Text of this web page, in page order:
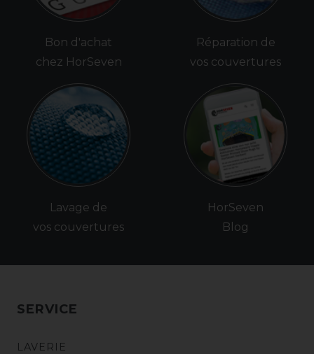
Bon d'achat
chez HorSeven
Lavage de
vos couvertures
Réparation de
vos couvertures
HorSeven
Blog
SERVICE
LAVERIE